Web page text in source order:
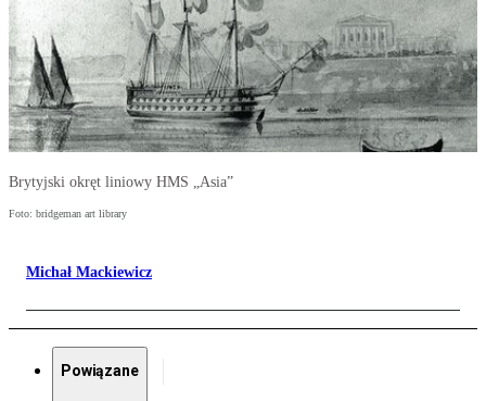
Brytyjski okręt liniowy HMS „Asia”
Foto: bridgeman art library
Michał Mackiewicz
Powiązane